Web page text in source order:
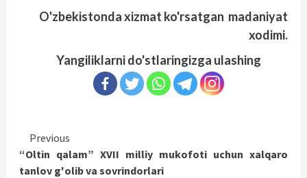
O'zbekistonda xizmat ko'rsatgan madaniyat
xodimi.
Yangiliklarni do'stlaringizga ulashing
Continue
Reading
Previous
“Oltin qalam” XVII milliy mukofoti uchun xalqaro
tanlov g'olib va sovrindorlari